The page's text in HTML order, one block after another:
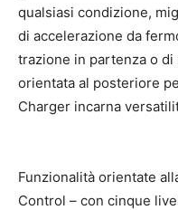
qualsiasi condizione,
di accelerazione da
trazione in partenza o
orientata al posteriore
Charger incarna
Funzionalità orientate
Control – con cinque